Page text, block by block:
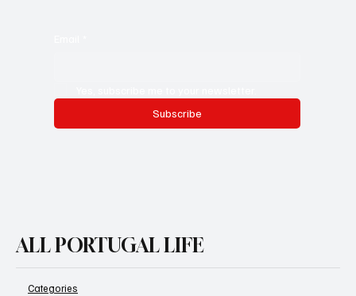
Subscribe
ALL PORTUGAL LIFE
Categories